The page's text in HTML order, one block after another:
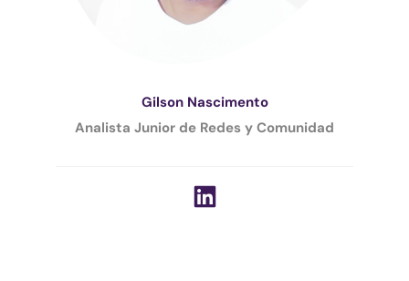
Gilson Nascimento
Analista Junior de Redes y Comunidad